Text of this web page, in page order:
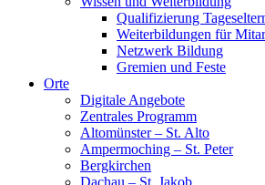
Qualifizierung
Weiterbildungen für
Netzwerk Bildung
Gremien und Feste
Orte
Digitale Angebote
Zentrales Programm
Altomünster – St. Alto
Ampermoching – St. Peter
Bergkirchen
Dachau – St. Jakob